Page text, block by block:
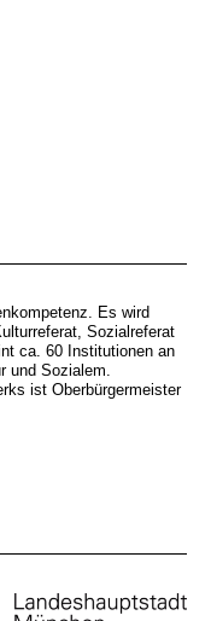
Es wird
Sozialreferat
ca. 60 Institutionen an
und Sozialem.
ist Oberbürgermeister